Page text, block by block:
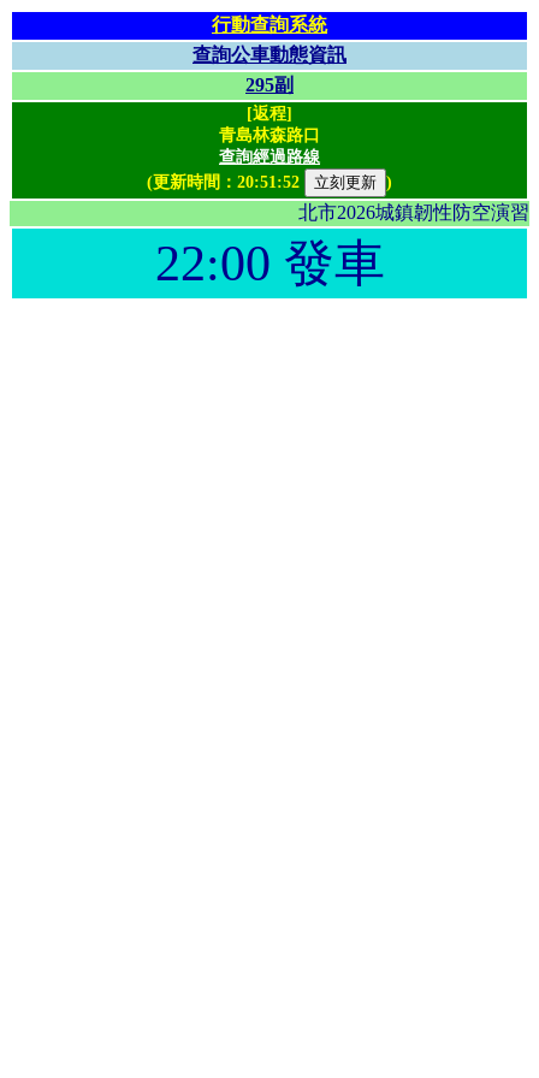
行動查詢系統
查詢公車動態資訊
295副
[返程]
青島林森路口
查詢經過路線
(更新時間： 20:51:52 )
北市2026城鎮韌性防空
22:00 發車